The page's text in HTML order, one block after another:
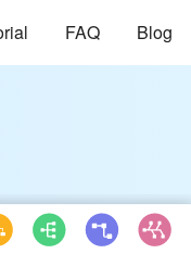
FAQ Blog